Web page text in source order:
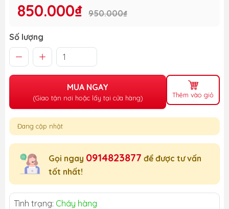
850.000₫ 950.000₫
Số lượng
MUA NGAY
(Giao tận nơi hoặc lấy tại cửa hàng) Thêm vào giỏ
Đang cập nhật
Gọi ngay 0914823877 để được tư vấn
tốt nhất!
Tình trạng: Cháy hàng